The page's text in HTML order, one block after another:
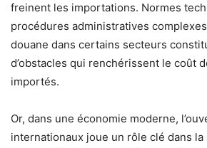
freinent les importations. Normes
procédures administratives
douane dans certains secteurs
d’obstacles qui renchérissent le coût
importés.
Or, dans une économie moderne,
internationaux joue un rôle clé dans